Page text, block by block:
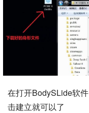
在打开BodySLide软
击建立就可以了